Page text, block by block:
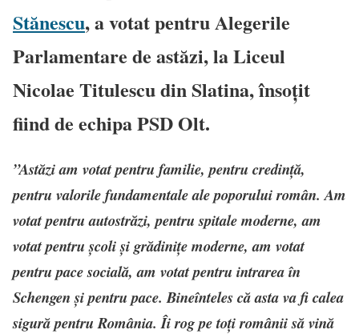
Stănescu, a votat pentru Alegerile
Parlamentare de astăzi, la Liceul
Nicolae Titulescu din Slatina, însoțit
fiind de echipa PSD Olt.
”Astăzi am votat pentru familie, pentru credință,
pentru valorile fundamentale ale poporului român. Am
votat pentru autostrăzi, pentru spitale moderne, am
votat pentru școli și grădinițe moderne, am votat
pentru pace socială, am votat pentru intrarea în
Schengen și pentru pace. Bineînteles că asta va fi calea
sigură pentru România. Îi rog pe toți românii să vină